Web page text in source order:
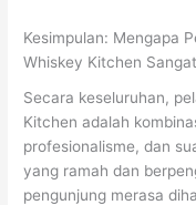
Kesimpulan: Mengapa
Whiskey Kitchen
Secara keseluruhan,
Kitchen adalah
profesionalisme, dan
yang ramah dan
pengunjung merasa